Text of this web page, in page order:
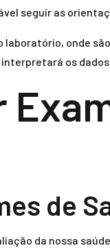
seguir as
laboratório, onde
os
de
da nossa